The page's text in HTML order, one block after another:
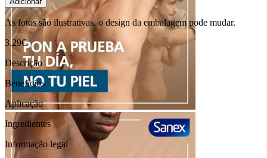
As fotos são ilustrativas, o design da embalagem pode mudar.
3,29€
Descrição
Benefícios
Aplicação
Ingredientes
Informação legal